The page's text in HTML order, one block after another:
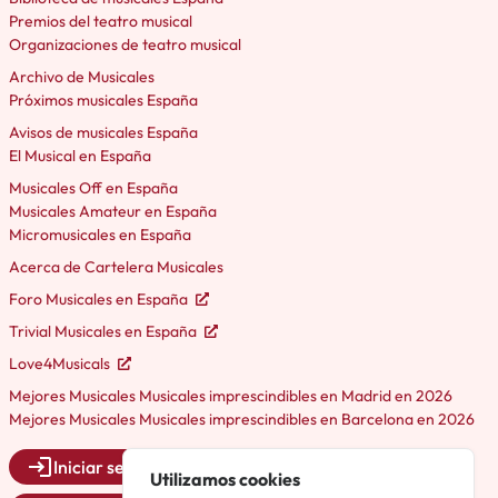
Premios del teatro musical
Organizaciones de teatro musical
Archivo de Musicales
Próximos musicales España
Avisos de musicales España
El Musical en España
Musicales Off en España
Musicales Amateur en España
Micromusicales en España
Acerca de Cartelera Musicales
Foro Musicales en España
Trivial Musicales en España
Love4Musicals
Mejores Musicales Musicales imprescindibles en Madrid en 2026
Mejores Musicales Musicales imprescindibles en Barcelona en 2026
Iniciar sesión
Utilizamos cookies